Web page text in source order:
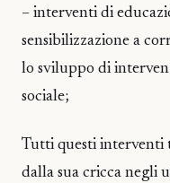
– interventi di
sensibilizzazione a
lo sviluppo di
sociale;
Tutti questi interventi
dalla sua cricca negli